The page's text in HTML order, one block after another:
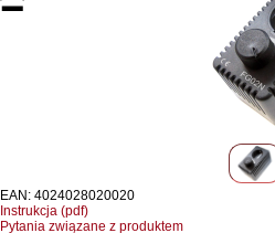
EAN: 4024028020020
Instrukcja (pdf)
Pytania związane z produktem